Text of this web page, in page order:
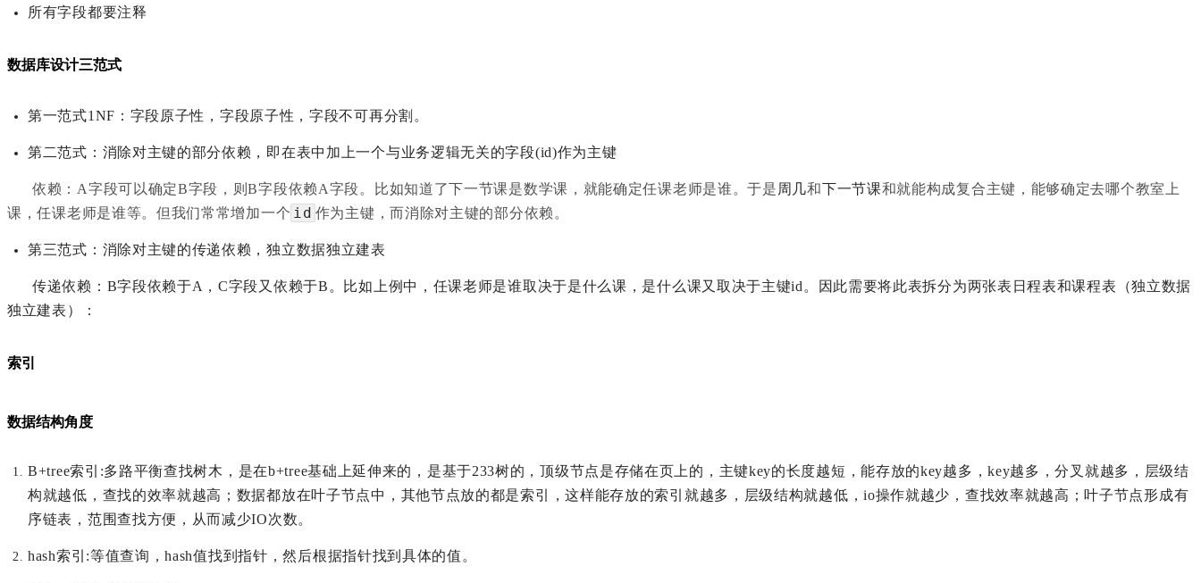
所有字段都要注释
数据库设计三范式
第一范式1NF：字段原子性， 字段原子性，字段不可再分割。
第二范式：消除对主键的部分依赖，即在表中加上一个与业务逻辑无关的字段(id)作为主键
依赖：A字段可以确定B字段，则B字段依赖A字段。比如知道了下一节课是数学课，就能确定任课老师是谁。于是 周几和下一节课和就能构成复合主键，能够确定去哪个教室上
课，任课老师是谁等。但我们常常增加一个 id 作为主键，而消除对主键的部分依赖。
第三范式：消除对主键的传递依赖，独立数据独立建表
传递依赖：B字段依赖于A，C字段又依赖于B。比如上例中，任课老师是谁取决于是什么课，是什么课又取决于主键id。因此需要将此表拆分为两张表日程表和课程表（独立数据
独立建表）：
索引
数据结构角度
B+tree索引:多路平衡查找树木，是在b+tree基础上延伸来的，是基于233树的，顶级节点是存储在页上的，主键key的长度越短，能存放的key越多，key越多，分叉就越多，层级结
构就越低，查找的效率就越高；数据都放在叶子节点中，其他节点放的都是索引，这样能存放的索引就越多，层级结构就越低，io操作就越少，查找效率就越高；叶子节点形成有
序链表，范围查找方便，从而减少IO次数。
hash索引:等值查询，hash值找到指针，然后根据指针找到具体的值。